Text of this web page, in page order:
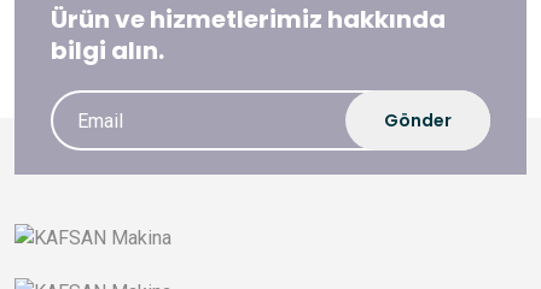
Ürün ve hizmetlerimiz hakkında
bilgi alın.
Gönder